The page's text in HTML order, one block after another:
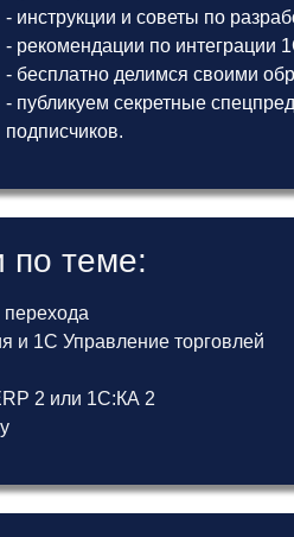
- инструкции и советы по
- рекомендации по интеграции
- бесплатно делимся своими
- публикуем секретные
подписчиков.
по теме:
и 1С Управление торговлей
2 или 1С:КА 2